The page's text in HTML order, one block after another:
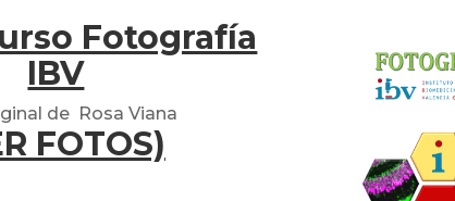
Fotografía
IBV
de Rosa Viana
FOTOS)